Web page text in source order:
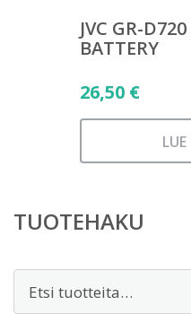
JVC GR-
BATTERY
26,50 €
TUOTEHAKU